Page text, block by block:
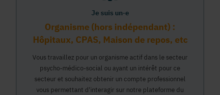
Je suis un·e
Organisme (hors indépendant) :
Hôpitaux, CPAS, Maison de repos, etc
Vous travaillez pour un organisme actif dans le secteur
psycho-médico-social ou ayant un intérêt pour ce
secteur et souhaitez obtenir un compte professionnel
vous permettant d'interagir sur notre plateforme du